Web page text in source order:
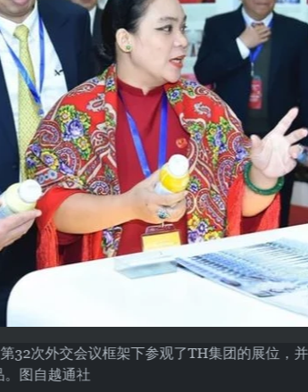
32次外交会议框架下参观了TH集团的展位，
图自越通社